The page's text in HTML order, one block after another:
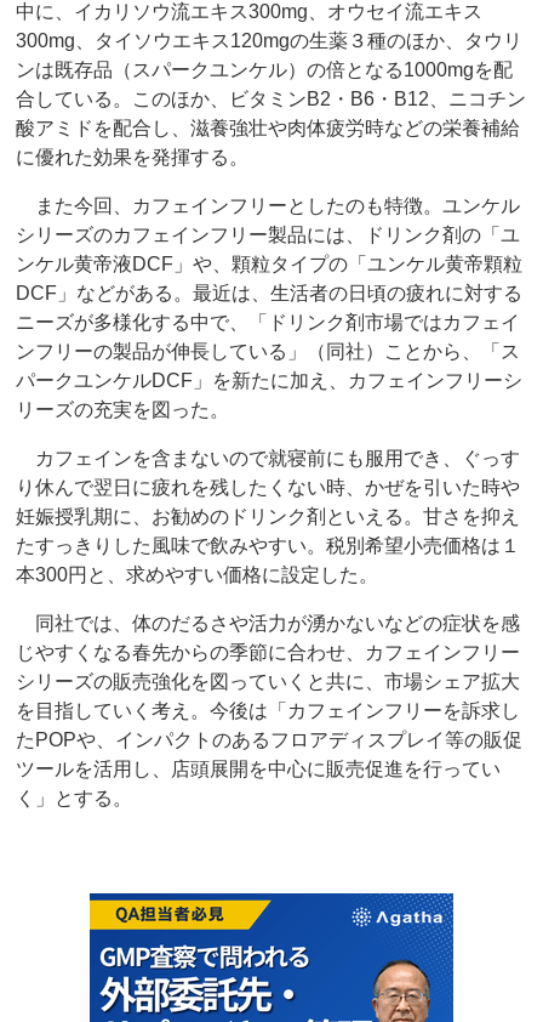
中に、イカリソウ流エキス300mg、オウセイ流エキス
300mg、タイソウエキス120mgの生薬３種のほか、タウリ
ンは既存品（スパークユンケル）の倍となる1000mgを配
合している。このほか、ビタミンB2・B6・B12、ニコチン
酸アミドを配合し、滋養強壮や肉体疲労時などの栄養補給
に優れた効果を発揮する。
また今回、カフェインフリーとしたのも特徴。ユンケル
シリーズのカフェインフリー製品には、ドリンク剤の「ユ
ンケル黄帝液DCF」や、顆粒タイプの「ユンケル黄帝顆粒
DCF」などがある。最近は、生活者の日頃の疲れに対する
ニーズが多様化する中で、「ドリンク剤市場ではカフェイ
ンフリーの製品が伸長している」（同社）ことから、「ス
パークユンケルDCF」を新たに加え、カフェインフリーシ
リーズの充実を図った。
カフェインを含まないので就寝前にも服用でき、ぐっす
り休んで翌日に疲れを残したくない時、かぜを引いた時や
妊娠授乳期に、お勧めのドリンク剤といえる。甘さを抑え
たすっきりした風味で飲みやすい。税別希望小売価格は１
本300円と、求めやすい価格に設定した。
同社では、体のだるさや活力が湧かないなどの症状を感
じやすくなる春先からの季節に合わせ、カフェインフリー
シリーズの販売強化を図っていくと共に、市場シェア拡大
を目指していく考え。今後は「カフェインフリーを訴求し
たPOPや、インパクトのあるフロアディスプレイ等の販促
ツールを活用し、店頭展開を中心に販売促進を行ってい
く」とする。